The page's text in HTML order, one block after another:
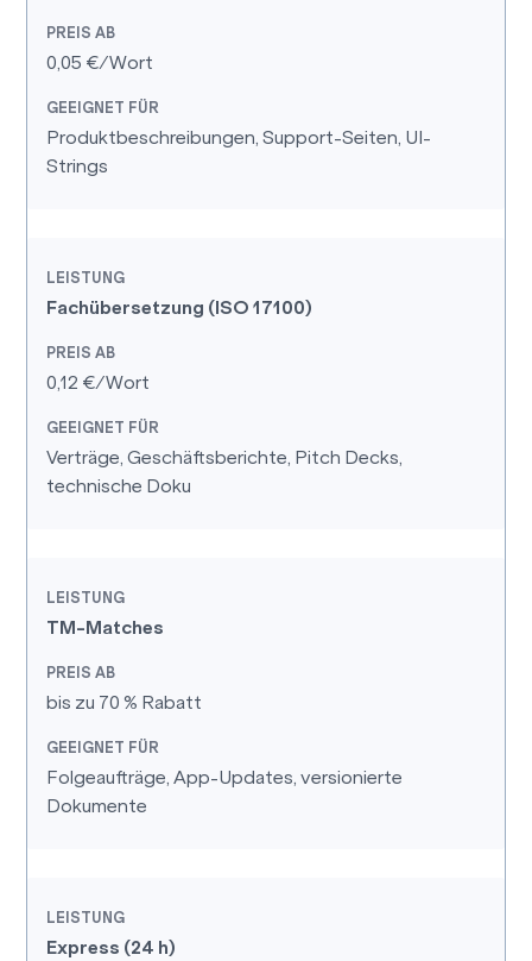
0,05 €/Wort
Produktbeschreibungen, Support-Seiten, UI-
Strings
Fachübersetzung (ISO 17100)
0,12 €/Wort
Verträge, Geschäftsberichte, Pitch Decks,
technische Doku
TM-Matches
bis zu 70 % Rabatt
Folgeaufträge, App-Updates, versionierte
Dokumente
Express (24 h)